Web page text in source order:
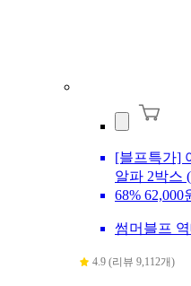
[블프특가]
알파 2박스
68% 62,000
썸머블프
4.9 (리뷰 9,112개)